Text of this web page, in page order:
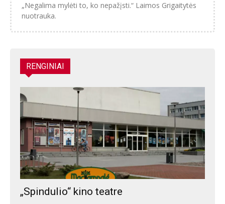
„Negalima mylėti to, ko nepažįsti.“ Laimos Grigaitytės
nuotrauka.
RENGINIAI
„Spindulio“ kino teatre